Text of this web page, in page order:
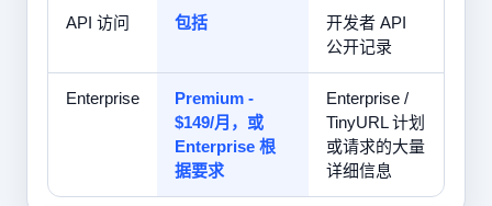
API 访问 包括
开发者 API
公开记录
Enterprise
Premium -
$149/月，或
Enterprise 根
据要求
Enterprise /
TinyURL 计划
或请求的大量
详细信息